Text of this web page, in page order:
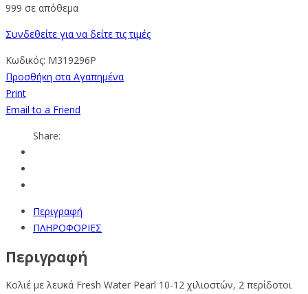
999 σε απόθεμα
Συνδεθείτε για να δείτε τις τιμές
Κωδικός: M319296P
Προσθήκη στα Αγαπημένα
Print
Email to a Friend
Share:
Περιγραφή
ΠΛΗΡΟΦΟΡΙΕΣ
Περιγραφή
Κολιέ με λευκά Fresh Water Pearl 10-12 χιλιοστών, 2 περίδοτοι